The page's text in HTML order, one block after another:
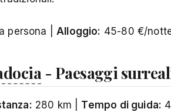
persona |Alloggio: 45-80 €/
- Paesaggi
280 km | Tempo di guida: